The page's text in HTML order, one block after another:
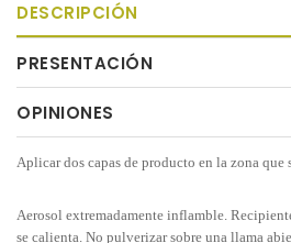
DESCRIPCIÓN
PRESENTACIÓN
OPINIONES
Aplicar dos capas de producto en la zona que
Aerosol extremadamente inflamble.
se calienta. No pulverizar sobre una llama